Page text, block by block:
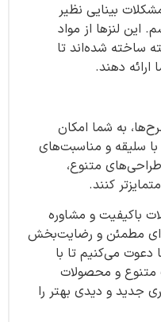
بینایی نظیر
این لنزها از مواد
ساخته شده‌اند تا
ارائه دهند.
به شما امکان
سلیقه و مناسبت‌های
متنوع،
کنند.
باکیفیت و مشاوره
مطمئن و رضایت‌بخش
دعوت می‌کنیم تا با
متنوع و محصولات
جدید و دیدی بهتر را